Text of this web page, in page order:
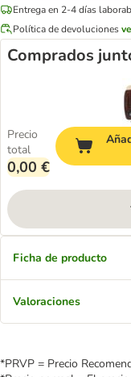
Entrega en 2-4 días
Política de devoluciones
Comprados
Precio
total
0,00 €
Ficha de producto
Valoraciones
*PRVP = Precio